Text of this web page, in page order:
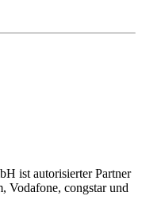
ist autorisierter Partner
Vodafone, congstar und